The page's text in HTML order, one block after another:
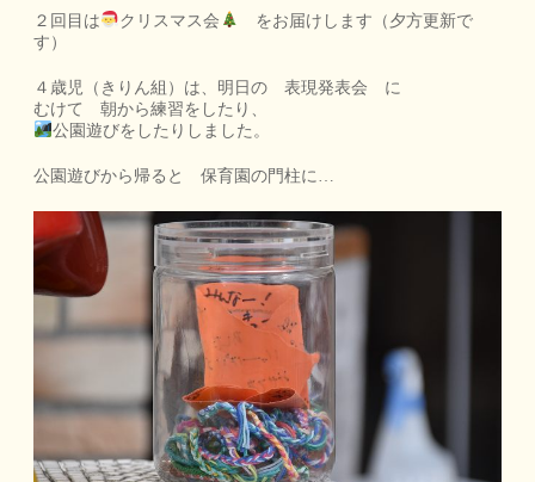
２回目は クリスマス会
をお届けします（夕方更新で
す）
４歳児（きりん組）は、明日の 表現発表会 に
むけて 朝から練習をしたり、
公園遊びをしたりしました。
公園遊びから帰ると 保育園の門柱に…